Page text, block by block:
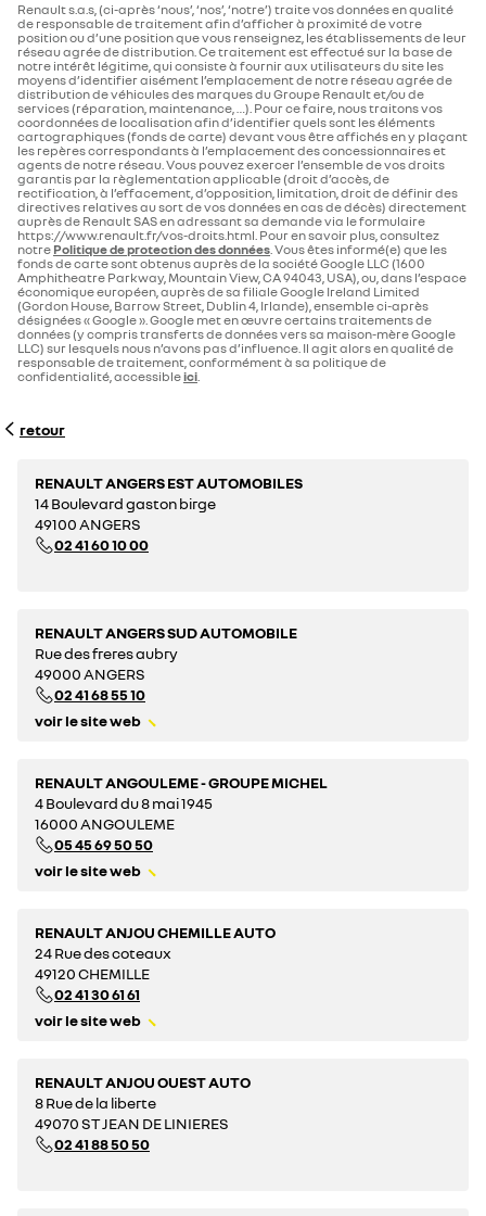
Renault s.a.s, (ci-après ‘nous’, ‘nos’, ‘notre’) traite vos données en qualité
de responsable de traitement afin d’afficher à proximité de votre
position ou d’une position que vous renseignez, les établissements de leur
réseau agrée de distribution. Ce traitement est effectué sur la base de
notre intérêt légitime, qui consiste à fournir aux utilisateurs du site les
moyens d’identifier aisément l’emplacement de notre réseau agrée de
distribution de véhicules des marques du Groupe Renault et/ou de
services (réparation, maintenance, …). Pour ce faire, nous traitons vos
coordonnées de localisation afin d’identifier quels sont les éléments
cartographiques (fonds de carte) devant vous être affichés en y plaçant
les repères correspondants à l’emplacement des concessionnaires et
agents de notre réseau. Vous pouvez exercer l’ensemble de vos droits
garantis par la règlementation applicable (droit d’accès, de
rectification, à l’effacement, d’opposition, limitation, droit de définir des
directives relatives au sort de vos données en cas de décès) directement
auprès de Renault SAS en adressant sa demande via le formulaire
https://www.renault.fr/vos-droits.html. Pour en savoir plus, consultez
notre Politique de protection des données. Vous êtes informé(e) que les
fonds de carte sont obtenus auprès de la société Google LLC (1600
Amphitheatre Parkway, Mountain View, CA 94043, USA), ou, dans l’espace
économique européen, auprès de sa filiale Google Ireland Limited
(Gordon House, Barrow Street, Dublin 4, Irlande), ensemble ci-après
désignées « Google ». Google met en œuvre certains traitements de
données (y compris transferts de données vers sa maison-mère Google
LLC) sur lesquels nous n’avons pas d’influence. Il agit alors en qualité de
responsable de traitement, conformément à sa politique de
confidentialité, accessibleici.
retour
RENAULT ANGERS EST AUTOMOBILES
14 Boulevard gaston birge
49100 ANGERS
02 41 60 10 00
RENAULT ANGERS SUD AUTOMOBILE
Rue des freres aubry
49000 ANGERS
02 41 68 55 10
voir le site web
RENAULT ANGOULEME - GROUPE MICHEL
4 Boulevard du 8 mai 1945
16000 ANGOULEME
05 45 69 50 50
voir le site web
RENAULT ANJOU CHEMILLE AUTO
24 Rue des coteaux
49120 CHEMILLE
02 41 30 61 61
voir le site web
RENAULT ANJOU OUEST AUTO
8 Rue de la liberte
49070 ST JEAN DE LINIERES
02 41 88 50 50